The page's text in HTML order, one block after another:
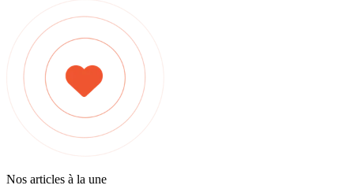
Nos articles à la une